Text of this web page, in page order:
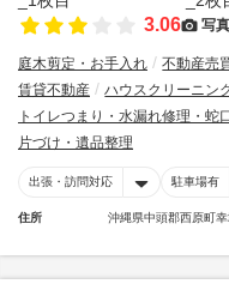
3.06 写真
庭木剪定・お手入れ 不動産売
賃貸不動産
ハウスクリーニン
トイレつまり・水漏れ修理・蛇
片づけ・遺品整理
出張・訪問対応 駐車場有
住所 沖縄県中頭郡西原町